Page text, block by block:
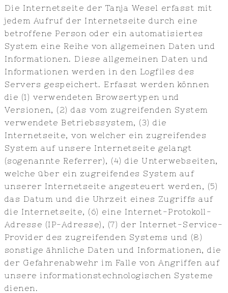
Die Internetseite der Tanja Wesel erfasst mit
jedem Aufruf der Internetseite durch eine
betroffene Person oder ein automatisiertes
System eine Reihe von allgemeinen Daten und
Informationen. Diese allgemeinen Daten und
Informationen werden in den Logfiles des
Servers gespeichert. Erfasst werden können
die (1) verwendeten Browsertypen und
Versionen, (2) das vom zugreifenden System
verwendete Betriebssystem, (3) die
Internetseite, von welcher ein zugreifendes
System auf unsere Internetseite gelangt
(sogenannte Referrer), (4) die Unterwebseiten,
welche über ein zugreifendes System auf
unserer Internetseite angesteuert werden, (5)
das Datum und die Uhrzeit eines Zugriffs auf
die Internetseite, (6) eine Internet-Protokoll-
Adresse (IP-Adresse), (7) der Internet-Service-
Provider des zugreifenden Systems und (8)
sonstige ähnliche Daten und Informationen, die
der Gefahrenabwehr im Falle von Angriffen auf
unsere informationstechnologischen Systeme
dienen.